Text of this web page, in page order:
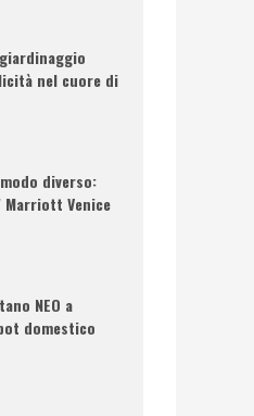
nel cuore di
diverso:
Marriott Venice
NEO a
domestico